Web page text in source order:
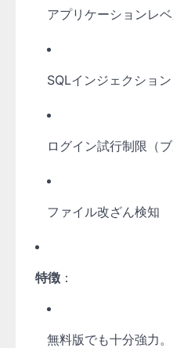
アプリケーションレ
SQLインジェクショ
ログイン試行制限（
ファイル改ざん検知
特徴 ：
無料版でも十分強力。